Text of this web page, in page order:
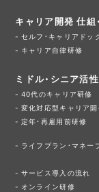
キャリア開発 仕組
セルフ・キャリアドッ
キャリア自律研修
ミドル・シニア活
40代のキャリア研修
変化対応型キャリア
定年・再雇用前研修
ライフプラン・マネー
サービス導入の流れ
オンライン研修